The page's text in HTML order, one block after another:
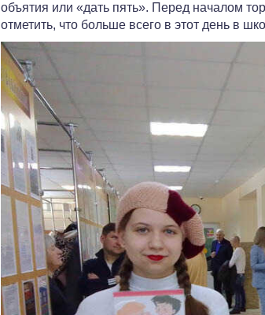
объятия или «дать пять». Перед началом
отметить, что больше всего в этот день в